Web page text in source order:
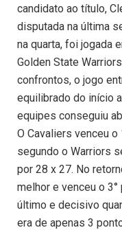
candidato ao título,
disputada na última
na quarta, foi jogada
Golden State
confrontos, o jogo
equilibrado do início
equipes conseguiu
O Cavaliers venceu o
segundo o Warriors
por 28 x 27. No
melhor e venceu o
último e decisivo
era de apenas 3